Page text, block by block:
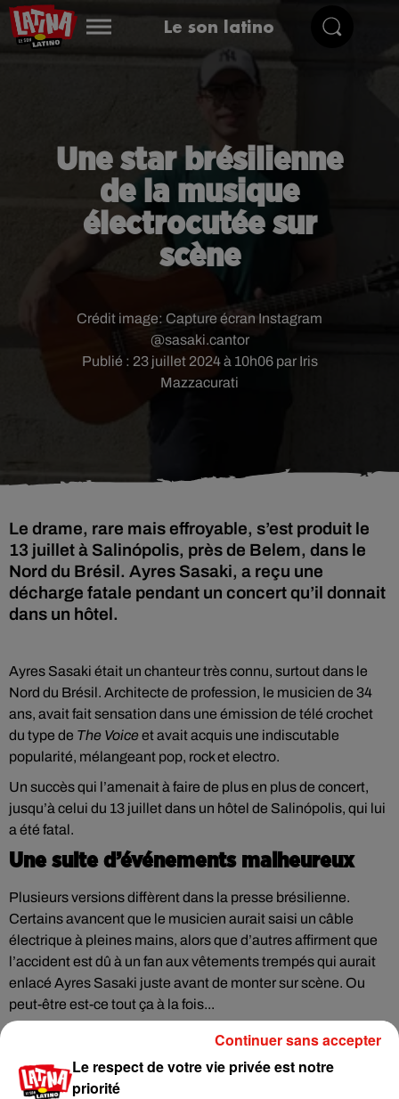
Le son latino
Une star brésilienne
de la musique
électrocutée sur
scène
Publié : 23 juillet 2024 à 10h06 par Iris
Mazzacurati
Crédit image: Capture écran Instagram
@sasaki.cantor
Le drame, rare mais effroyable, s’est produit le
13 juillet à Salinópolis, près de Belem, dans le
Nord du Brésil. Ayres Sasaki, a reçu une
décharge fatale pendant un concert qu’il donnait
dans un hôtel.
Ayres Sasaki était un chanteur très connu, surtout dans le
Nord du Brésil. Architecte de profession, le musicien de 34
ans, avait fait sensation dans une émission de télé crochet
du type de The Voiceet avait acquis une indiscutable
popularité, mélangeant pop, rock et electro.
Un succès qui l’amenait à faire de plus en plus de concert,
jusqu’à celui du 13 juillet dans un hôtel de Salinópolis, qui lui
a été fatal.
Une suite d’événements malheureux
Plusieurs versions diffèrent dans la presse brésilienne.
Certains avancent que le musicien aurait saisi un câble
électrique à pleines mains, alors que d’autres affirment que
l’accident est dû à un fan aux vêtements trempés qui aurait
enlacé Ayres Sasaki juste avant de monter sur scène. Ou
peut-être est-ce tout ça à la fois...
Quoiqu’il en soit, une enquête a été ouverte pour déterminer
Le respect de votre vie privée est notre
priorité
Continuer sans accepter